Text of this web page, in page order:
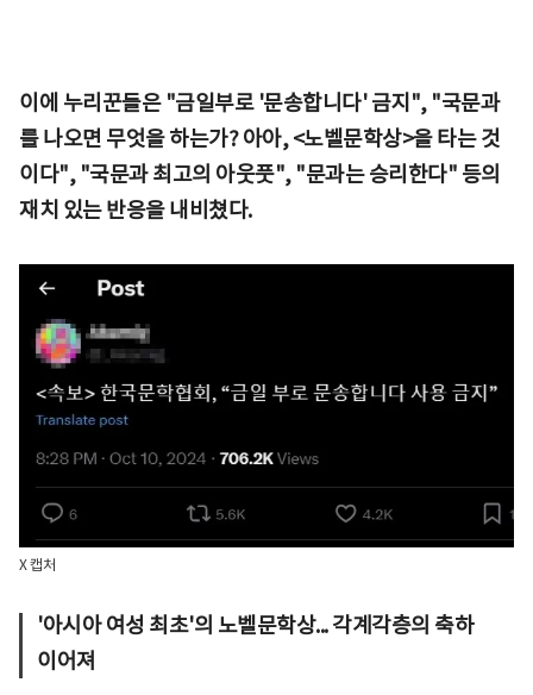
이에 누리꾼들은 "금일부로 '문송합니다' 금지", "국문과
를 나오면 무엇을 하는가? 아아, <노벨문학상>을 타는 것
이다", "국문과 최고의 아웃풋", "문과는 승리한다" 등의
재치 있는 반응을 내비쳤다.
X 캡처
'아시아 여성 최초'의 노벨문학상... 각계각층의 축하
이어져